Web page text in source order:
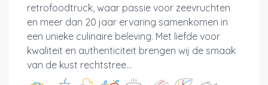
retrofoodtruck, waar passie voor zeevruchten
en meer dan 20 jaar ervaring samenkomen in
een unieke culinaire beleving. Met liefde voor
kwaliteit en authenticiteit brengen wij de smaak
van de kust rechtstree...